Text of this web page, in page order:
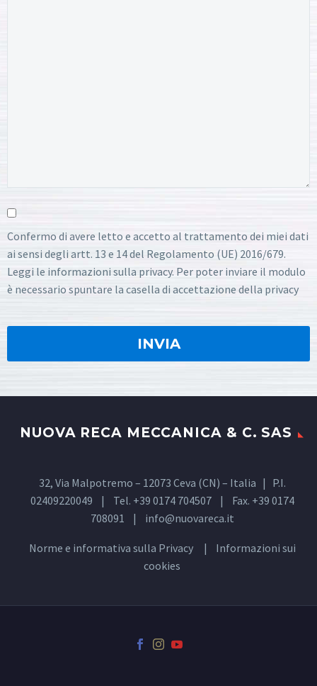
Confermo di avere letto e accetto al trattamento dei miei dati
ai sensi degli artt. 13 e 14 del Regolamento (UE) 2016/679.
Leggi le informazioni sulla privacy. Per poter inviare il modulo
è necessario spuntare la casella di accettazione della privacy
NUOVA RECA MECCANICA & C. SAS
32, Via Malpotremo – 12073 Ceva (CN) – Italia | P.I.
02409220049 | Tel. +39 0174 704507 | Fax. +39 0174
708091 | info@nuovareca.it
Norme e informativa sulla Privacy| Informazioni sui
cookies